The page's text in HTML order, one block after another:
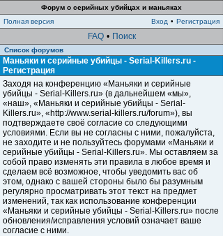
Форум о серийных убийцах и маньяках
Полная версия
Вход • Регистрация
FAQ • Поиск
Список форумов
Маньяки и серийные убийцы - Serial-Killers.ru -
Регистрация
Заходя на конференцию «Маньяки и серийные
убийцы - Serial-Killers.ru» (в дальнейшем «мы»,
«наш», «Маньяки и серийные убийцы - Serial-
Killers.ru», «http://www.serial-killers.ru/forum»), вы
подтверждаете своё согласие со следующими
условиями. Если вы не согласны с ними, пожалуйста,
не заходите и не пользуйтесь форумами «Маньяки и
серийные убийцы - Serial-Killers.ru». Мы оставляем за
собой право изменять эти правила в любое время и
сделаем всё возможное, чтобы уведомить вас об
этом, однако с вашей стороны было бы разумным
регулярно просматривать этот текст на предмет
изменений, так как использование конференции
«Маньяки и серийные убийцы - Serial-Killers.ru» после
обновления/исправления условий означает ваше
согласие с ними.